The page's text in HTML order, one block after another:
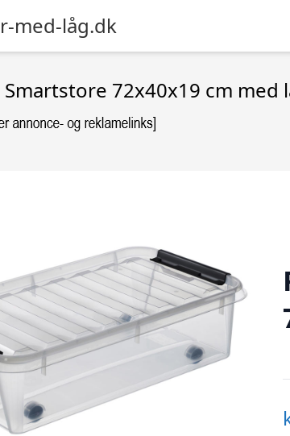
med-låg.dk
Smartstore 72x40x19 cm med